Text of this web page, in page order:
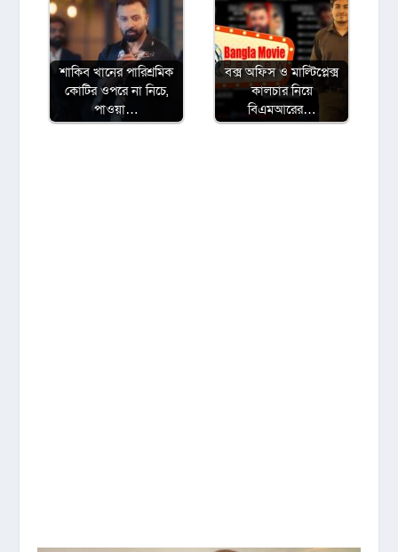
শাকিব খানের পারিশ্রমিক
কোটির ওপরে না নিচে,
পাওয়া…
বক্স অফিস ও মাল্টিপ্লেক্স
কালচার নিয়ে
বিএমআরের…